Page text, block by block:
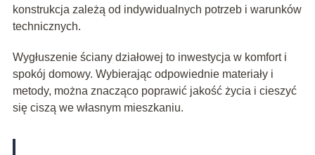
konstrukcja zależą od indywidualnych potrzeb i warunków
technicznych.
Wygłuszenie ściany działowej to inwestycja w komfort i
spokój domowy. Wybierając odpowiednie materiały i
metody, można znacząco poprawić jakość życia i cieszyć
się ciszą we własnym mieszkaniu.